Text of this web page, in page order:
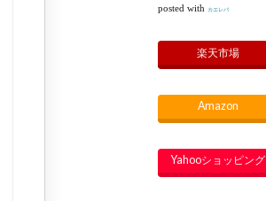
posted with カエレバ
楽天市場
Amazon
Yahooショッピング